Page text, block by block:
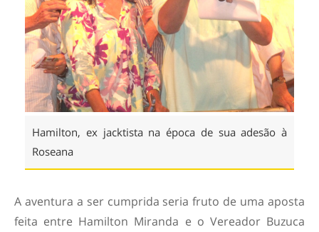
Hamilton, ex jacktista na época de sua adesão à
Roseana
A aventura a ser cumprida seria fruto de uma aposta
feita entre Hamilton Miranda e o Vereador Buzuca